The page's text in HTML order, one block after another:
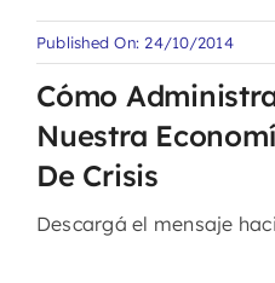
Published On: 24/10/2014
Cómo
Nuestra
De Crisis
Descargá el mensaje